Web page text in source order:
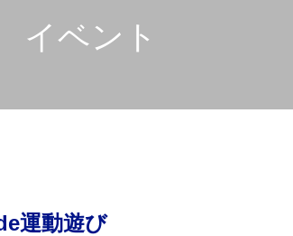
イベント
運動遊び